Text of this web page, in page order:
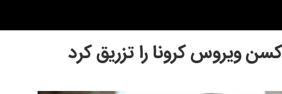
ویروس کرونا را تزریق کرد